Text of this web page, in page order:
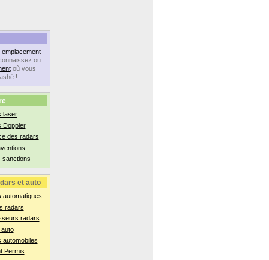
emplacement
ou
où vous
!
laser
Doppler
des radars
sanctions
et auto
automatiques
radars
radars
automobiles
Permis